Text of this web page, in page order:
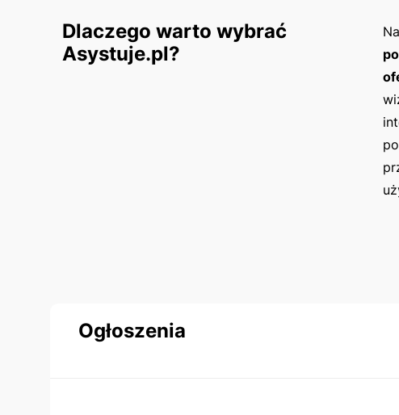
Dlaczego warto wybrać
Asystuje.pl?
Ogłoszenia